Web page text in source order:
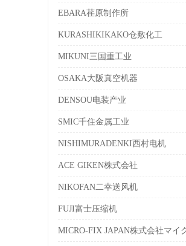
EBARA荏原制作所
KURASHIKIKAKO仓敷化工
MIKUNI三国重工业
OSAKA大阪真空机器
DENSOU电装产业
SMIC千住金属工业
NISHIMURADENKI西村电机
ACE GIKEN株式会社
NIKOFAN二幸送风机
FUJI富士压缩机
MICRO-FIX JAPAN株式会社マイ